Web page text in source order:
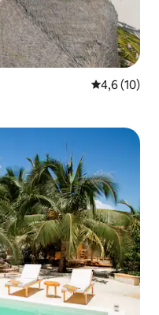
4,6 (10)